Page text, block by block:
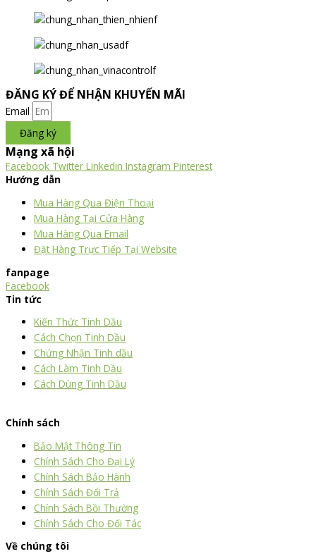
ĐĂNG KÝ ĐỂ NHẬN KHUYẾN MÃI
Email
Đăng ký
Mạng xã hội
Facebook Twitter Linkedin Instagram Pinterest
Hướng dẫn
Mua Hàng Qua Điện Thoại
Mua Hàng Tại Cửa Hàng
Mua Hàng Qua Email
Đặt Hàng Trực Tiếp Tại Website
fanpage
Facebook
Tin tức
Kiến Thức Tinh Dầu
Cách Chọn Tinh Dầu
Chứng Nhận Tinh dầu
Cách Làm Tinh Dầu
Cách Dùng Tinh Dầu
Chính sách
Bảo Mật Thông Tin
Chính Sách Cho Đại Lý
Chính Sách Bảo Hành
Chính Sách Đổi Trả
Chính Sách Bồi Thường
Chính Sách Cho Đối Tác
Về chúng tôi